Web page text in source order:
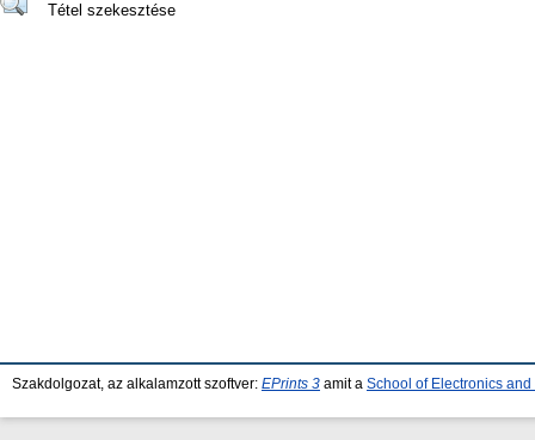
Tétel szekesztése
Szakdolgozat, az alkalamzott szoftver: EPrints 3 amit a School of Electronics